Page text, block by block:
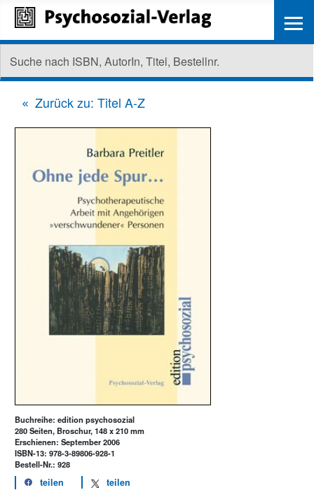
Zurück zu: Titel A-Z
Buchreihe: edition psychosozial
280 Seiten, Broschur, 148 x 210 mm
Erschienen: September 2006
ISBN-13: 978-3-89806-928-1
Bestell-Nr.: 928
teilen teilen
≡